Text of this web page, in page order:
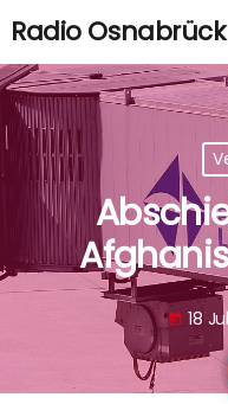
Radio Osnabrück
today 18